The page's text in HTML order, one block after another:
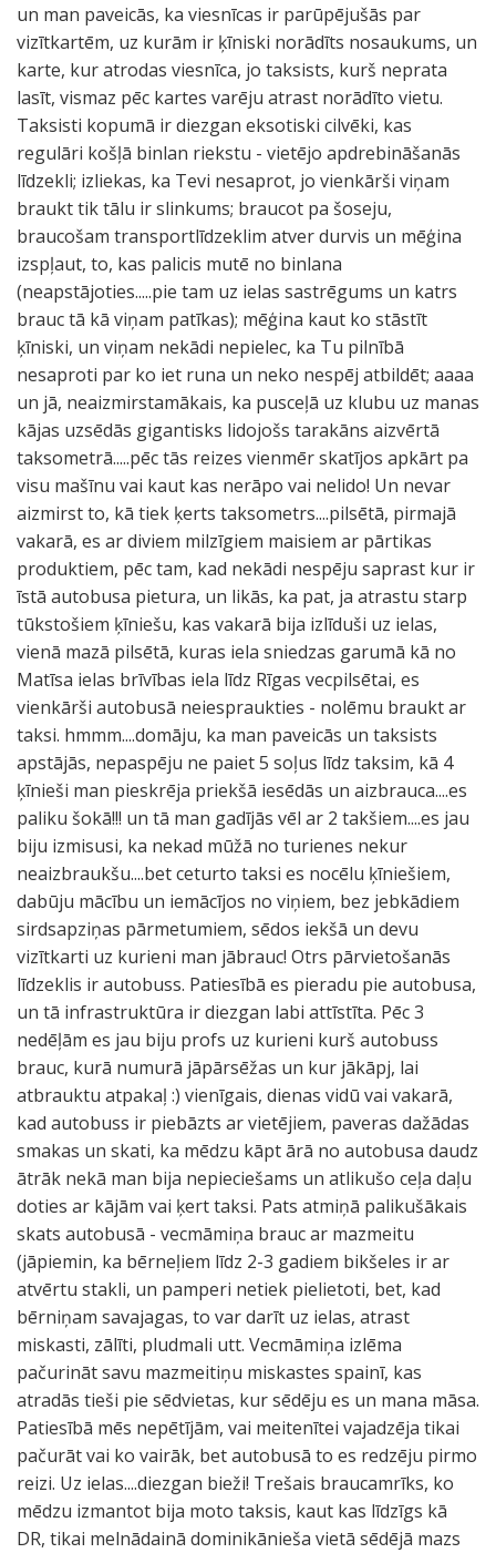
un man paveicās, ka viesnīcas ir parūpējušās par
vizītkartēm, uz kurām ir ķīniski norādīts nosaukums, un
karte, kur atrodas viesnīca, jo taksists, kurš neprata
lasīt, vismaz pēc kartes varēju atrast norādīto vietu.
Taksisti kopumā ir diezgan eksotiski cilvēki, kas
regulāri košļā binlan riekstu - vietējo apdrebināšanās
līdzekli; izliekas, ka Tevi nesaprot, jo vienkārši viņam
braukt tik tālu ir slinkums; braucot pa šoseju,
braucošam transportlīdzeklim atver durvis un mēģina
izspļaut, to, kas palicis mutē no binlana
(neapstājoties.....pie tam uz ielas sastrēgums un katrs
brauc tā kā viņam patīkas); mēģina kaut ko stāstīt
ķīniski, un viņam nekādi nepielec, ka Tu pilnībā
nesaproti par ko iet runa un neko nespēj atbildēt; aaaa
un jā, neaizmirstamākais, ka pusceļā uz klubu uz manas
kājas uzsēdās gigantisks lidojošs tarakāns aizvērtā
taksometrā.....pēc tās reizes vienmēr skatījos apkārt pa
visu mašīnu vai kaut kas nerāpo vai nelido! Un nevar
aizmirst to, kā tiek ķerts taksometrs....pilsētā, pirmajā
vakarā, es ar diviem milzīgiem maisiem ar pārtikas
produktiem, pēc tam, kad nekādi nespēju saprast kur ir
īstā autobusa pietura, un likās, ka pat, ja atrastu starp
tūkstošiem ķīniešu, kas vakarā bija izlīduši uz ielas,
vienā mazā pilsētā, kuras iela sniedzas garumā kā no
Matīsa ielas brīvības iela līdz Rīgas vecpilsētai, es
vienkārši autobusā neiespraukties - nolēmu braukt ar
taksi. hmmm....domāju, ka man paveicās un taksists
apstājās, nepaspēju ne paiet 5 soļus līdz taksim, kā 4
ķīnieši man pieskrēja priekšā iesēdās un aizbrauca....es
paliku šokā!!! un tā man gadījās vēl ar 2 takšiem....es jau
biju izmisusi, ka nekad mūžā no turienes nekur
neaizbraukšu....bet ceturto taksi es nocēlu ķīniešiem,
dabūju mācību un iemācījos no viņiem, bez jebkādiem
sirdsapziņas pārmetumiem, sēdos iekšā un devu
vizītkarti uz kurieni man jābrauc! Otrs pārvietošanās
līdzeklis ir autobuss. Patiesībā es pieradu pie autobusa,
un tā infrastruktūra ir diezgan labi attīstīta. Pēc 3
nedēļām es jau biju profs uz kurieni kurš autobuss
brauc, kurā numurā jāpārsēžas un kur jākāpj, lai
atbrauktu atpakaļ :) vienīgais, dienas vidū vai vakarā,
kad autobuss ir piebāzts ar vietējiem, paveras dažādas
smakas un skati, ka mēdzu kāpt ārā no autobusa daudz
ātrāk nekā man bija nepieciešams un atlikušo ceļa daļu
doties ar kājām vai ķert taksi. Pats atmiņā palikušākais
skats autobusā - vecmāmiņa brauc ar mazmeitu
(jāpiemin, ka bērneļiem līdz 2-3 gadiem bikšeles ir ar
atvērtu stakli, un pamperi netiek pielietoti, bet, kad
bērniņam savajagas, to var darīt uz ielas, atrast
miskasti, zālīti, pludmali utt. Vecmāmiņa izlēma
pačurināt savu mazmeitiņu miskastes spainī, kas
atradās tieši pie sēdvietas, kur sēdēju es un mana māsa.
Patiesībā mēs nepētījām, vai meitenītei vajadzēja tikai
pačurāt vai ko vairāk, bet autobusā to es redzēju pirmo
reizi. Uz ielas....diezgan bieži! Trešais braucamrīks, ko
mēdzu izmantot bija moto taksis, kaut kas līdzīgs kā
DR, tikai melnādainā dominikānieša vietā sēdējā mazs